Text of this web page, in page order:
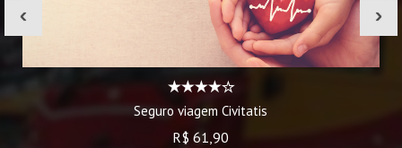
Seguro viagem Civitatis
R$ 61,90
‹ ›